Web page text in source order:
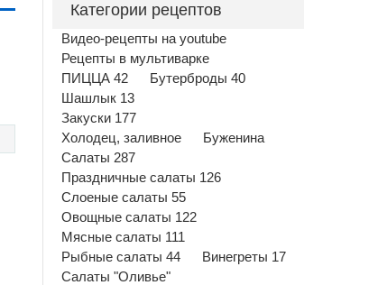
Категории рецептов
Видео-рецепты на youtube
Рецепты в мультиварке
ПИЦЦА 42
Бутерброды 40
Шашлык 13
Закуски 177
Холодец, заливное
Буженина
Салаты 287
Праздничные салаты 126
Слоеные салаты 55
Овощные салаты 122
Мясные салаты 111
Рыбные салаты 44
Винегреты 17
Салаты "Оливье"